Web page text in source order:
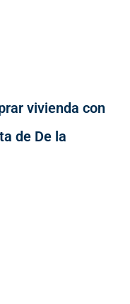
vivienda con
de De la